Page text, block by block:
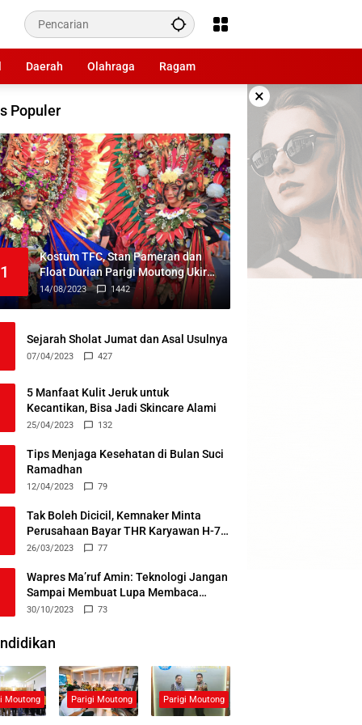
Daerah Olahraga Ragam
×
Populer
1
Kostum TFC, Stan Pameran dan
Float Durian Parigi Moutong Ukir
Prestasi di TIFF 2023
14/08/2023 1442
Sejarah Sholat Jumat dan Asal Usulnya
07/04/2023 427
5 Manfaat Kulit Jeruk untuk
Kecantikan, Bisa Jadi Skincare Alami
25/04/2023 132
Tips Menjaga Kesehatan di Bulan Suci
Ramadhan
12/04/2023 79
Tak Boleh Dicicil, Kemnaker Minta
Perusahaan Bayar THR Karyawan H-7
Lebaran
26/03/2023 77
Wapres Ma’ruf Amin: Teknologi Jangan
Sampai Membuat Lupa Membaca
Alquran
30/10/2023 73
Moutong Parigi Moutong Parigi Moutong